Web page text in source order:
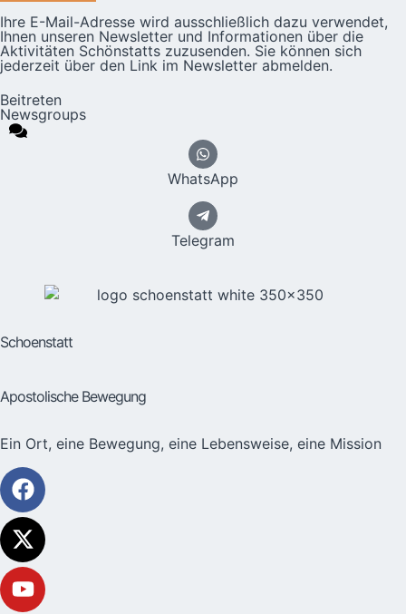
Ihre E-Mail-Adresse wird ausschließlich dazu verwendet,
Ihnen unseren Newsletter und Informationen über die
Aktivitäten Schönstatts zuzusenden. Sie können sich
jederzeit über den Link im Newsletter abmelden.
Beitreten
Newsgroups
WhatsApp
Telegram
Schoenstatt
Apostolische Bewegung
Ein Ort, eine Bewegung, eine Lebensweise, eine Mission